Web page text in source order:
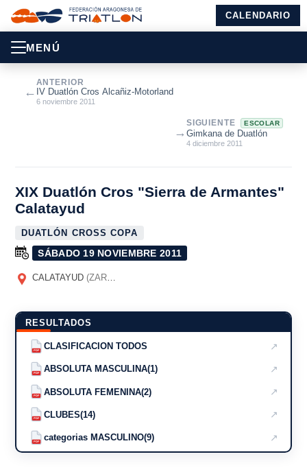
CALENDARIO
MENÚ
←
ANTERIOR
IV Duatlón Cros Alcañiz-Motorland
6 noviembre 2011
SIGUIENTE ESCOLAR
Gimkana de Duatlón
4 diciembre 2011
→
XIX Duatlón Cros "Sierra de Armantes"
Calatayud
DUATLÓN CROSS COPA
SÁBADO 19 NOVIEMBRE 2011
CALATAYUD (ZARAGOZA)
RESULTADOS
PDF CLASIFICACION TODOS ↗
PDF ABSOLUTA MASCULINA(1) ↗
PDF ABSOLUTA FEMENINA(2) ↗
PDF CLUBES(14) ↗
PDF categorias MASCULINO(9) ↗